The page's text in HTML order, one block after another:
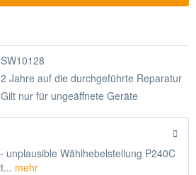
SW10128
2 Jahre auf die durchgeführte Reparatur
Gilt nur für ungeäffnete Geräte
unplausible Wählhebelstellung P240C
mehr